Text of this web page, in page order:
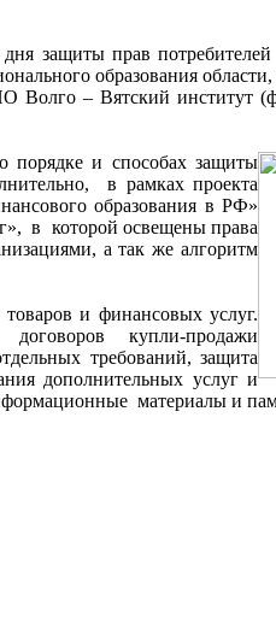
защиты прав потребителей
образования
– Вятский институт
порядке и способах защиты
в рамках проекта
образования в РФ»
в которой освещены права
а так же алгоритм
и финансовых услуг.
купли-продажи
требований, защита
дополнительных услуг и
материалы и